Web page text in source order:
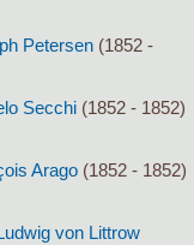
Petersen (1852 -
Secchi (1852 - 1852)
Arago (1852 - 1852)
von Littrow